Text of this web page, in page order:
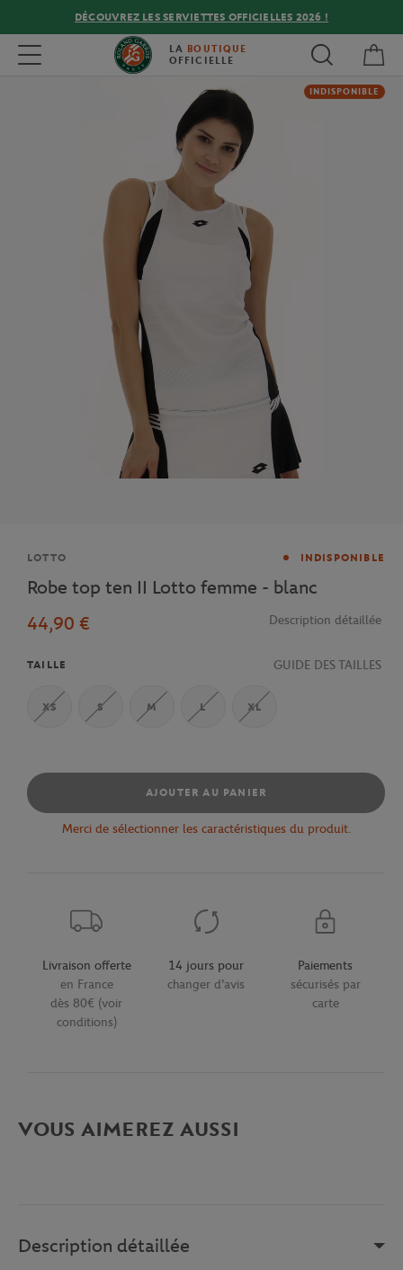
DÉCOUVREZ LES SERVIETTES OFFICIELLES 2026 !
Toggle navigation LA BOUTIQUE
OFFICIELLE
INDISPONIBLE
Marque
LOTTO INDISPONIBLE
Robe top ten II Lotto femme - blanc
44,90 €
Description détaillée
TAILLE GUIDE DES TAILLES
XS S M L XL
AJOUTER AU PANIER
Merci de sélectionner les caractéristiques du produit.
Livraison offerte
en France
dès 80€ (voir
conditions)
14 jours pour
changer d'avis
Paiements
sécurisés par
carte
VOUS AIMEREZ AUSSI
Description détaillée